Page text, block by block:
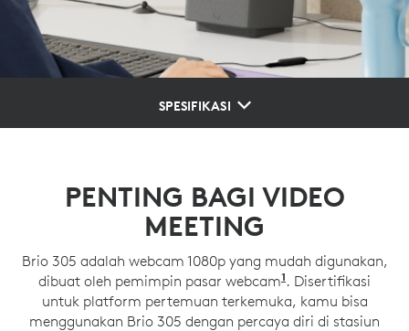
SPESIFIKASI
PENTING BAGI VIDEO
MEETING
Brio 305 adalah webcam 1080p yang mudah digunakan,
dibuat oleh pemimpin pasar webcam1 Berdasarkan
. Disertifikasi
untuk platform pertemuan terkemuka, kamu bisa
menggunakan Brio 305 dengan percaya diri di stasiun